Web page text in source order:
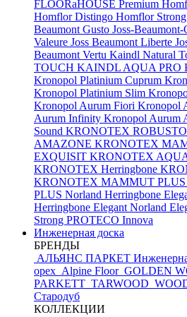
FLOORaHOUSE Premium
Homflor Distingo Homflor Strong
Beaumont Gusto Joss-Beaumont-
Valeure Joss Beaumont Liberte
Beaumont Vertu Kaindl Natural
TOUCH KAINDL AQUA PRO
Kronopol Platinium Cuprum
Kronopol Platinium Slim
Kronopol Aurum Fiori Kronopol
Aurum Infinity Kronopol Aurum
Sound KRONOTEX ROBUSTO
AMAZONE KRONOTEX
EXQUISIT KRONOTEX
KRONOTEX Herringbone
KRONOTEX MAMMUT PLUS
PLUS Norland Herringbone
Herringbone Elegant Norland
Strong PROTECO Innova
Инженерная доска
БРЕНДЫ
АЛЬЯНС ПАРКЕТ
орех Alpine Floor GOLDEN
PARKETT TARWOOD
Стародуб
КОЛЛЕКЦИИ